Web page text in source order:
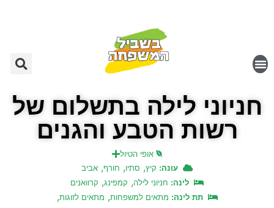
חניוני לילה בתשלום של
רשות הטבע והגנים
אופי הטיול
עונה: קיץ, סתיו, חורף, אביב
לינה: חניוני לילה, קמפינג, קרוואנים
תת לינה: מתאים למשפחות, מתאים לזוגות,